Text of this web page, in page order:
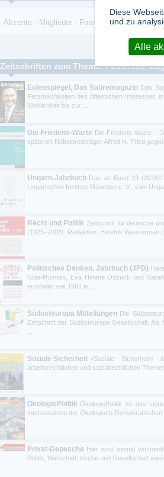
Akzente - Mitglieder - FotoReportagen-
Zeitschriften zum Thema: Politische
Eulenspiegel, Das Satiremagazin Das
Persönlichkeiten des öffentlichen Interesses
Wirklichkeit bis zur ...
Die Friedens-Warte Die Friedens-Warte –
späteren Nobelpreisträger Alfred H. Fried
Ungarn-Jahrbuch Das ab Band 33 (2016/
Ungarischen Instituts München e. V., vom
Recht und Politik Zeitschrift für deutsche
(1925–2008). Redaktion: Hendrik Wasserman
Politisches Denken. Jahrbuch (JPD)
Nida-Rümelin, Eva Helene Odzuck und
erscheint seit 1991 in ...
Südosteuropa Mitteilungen Die
Zeitschrift der Südosteuropa-Gesellschaft.
Soziale Sicherheit »Soziale Sicherheit«
arbeitsrechtlichen und sozialrechtlichen
ÖkologiePolitik ÖkologiePolitik ist das
Interessenten der Ökologisch-Demokratischen
Privat-Depesche Hier wird einmal
Politik, Wirtschaft, Kirche und Gesellschaft
Diese
und zu
Alle